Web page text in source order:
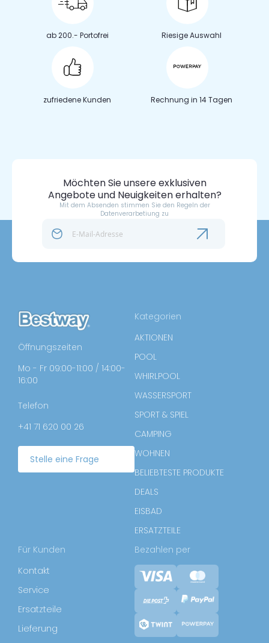
ab 200.- Portofrei Riesige Auswahl
zufriedene Kunden Rechnung in 14 Tagen
Möchten Sie unsere exklusiven
Angebote und Neuigkeiten erhalten?
Mit dem Absenden stimmen Sie den Regeln der
Datenverarbetiung zu
Öffnungszeiten
Mo - Fr 09:00-11:00 / 14:00-
16:00
Telefon
+41 71 620 00 26
Stelle eine Frage
Kategorien
AKTIONEN
POOL
WHIRLPOOL
WASSERSPORT
SPORT & SPIEL
CAMPING
WOHNEN
BELIEBTESTE PRODUKTE
DEALS
EISBAD
ERSATZTEILE
Für Kunden
Kontakt
Service
Ersatzteile
Lieferung
Bezahlen per